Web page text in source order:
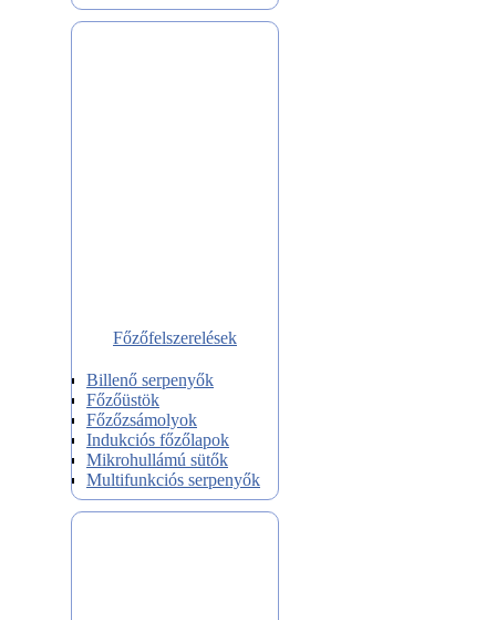
Főzőfelszerelések
Billenő serpenyők
Főzőüstök
Főzőzsámolyok
Indukciós főzőlapok
Mikrohullámú sütők
Multifunkciós serpenyők